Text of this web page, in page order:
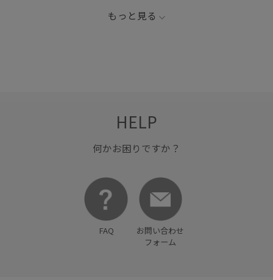
もっと見る
HELP
何かお困りですか？
FAQ
お問い合わせ
フォーム